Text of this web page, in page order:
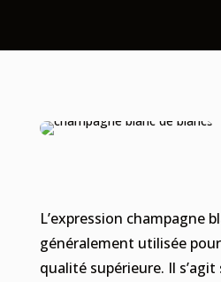
L’expression champagne
généralement utilisée
qualité supérieure. Il